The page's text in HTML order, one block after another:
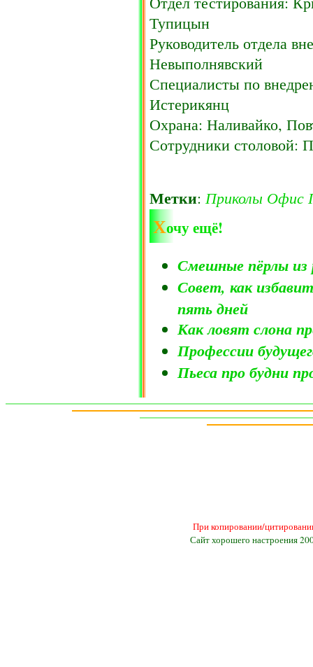
Тупицын
Руководитель отдела
Невыполнявский
Специалисты по
Истерикянц
Охрана: Наливайко,
Сотрудники столовой:
Метки: Приколы Офис
Хочу ещё!
Смешные пёрлы из
Совет, как
пять дней
Как ловят слона
Профессии
Пьеса про будни
При копировании/
Сайт хорошего настроения